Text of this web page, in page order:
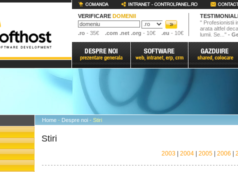
VERIFICARE DOMENII
.ro - 35€ .com .net .org - 10€ .eu - 10€
" Profesionistii
arata altfel
lumii. Se..." -
Home - Despre noi - Stiri
Stiri
2003 2004 2005 2006